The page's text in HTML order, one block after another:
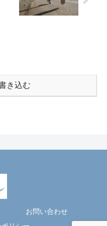
き込む
お問い合わせ